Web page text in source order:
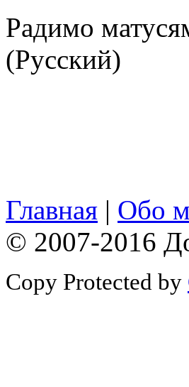
Радимо
(Русский)
Главная | Обо
© 2007-2016
Copy Protected by